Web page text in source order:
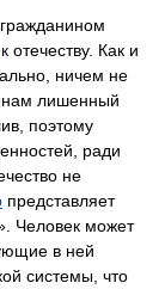
, гражданином
к отечеству. Как и
ничем не
лишенный
поэтому
ради
не
представляет
Человек может
в ней
системы, что